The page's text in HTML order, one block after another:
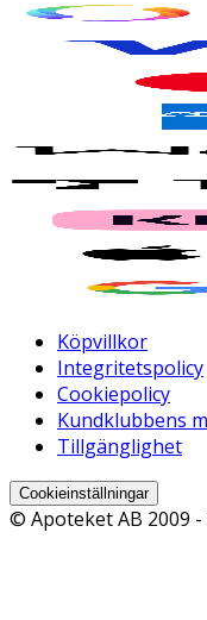
Köpvillkor
Integritetspolicy
Cookiepolicy
Kundklubbens
Tillgänglighet
Cookieinställningar
© Apoteket AB 2009 -